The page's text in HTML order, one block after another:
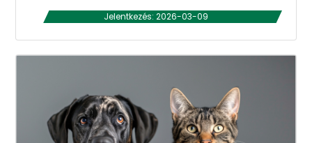
Jelentkezés: 2026-03-09